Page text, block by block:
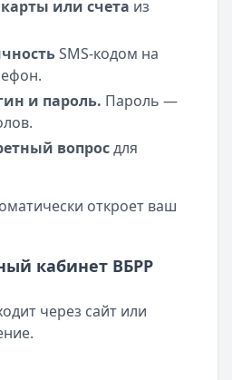
или счета из
SMS-кодом на
и пароль. Пароль —
вопросдля
откроет ваш
кабинет ВБРР
через сайт или